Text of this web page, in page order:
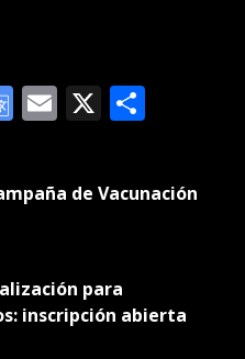
Google
Email
X
de Vacunación
para
inscripción abierta